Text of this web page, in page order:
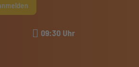
09:30 Uhr